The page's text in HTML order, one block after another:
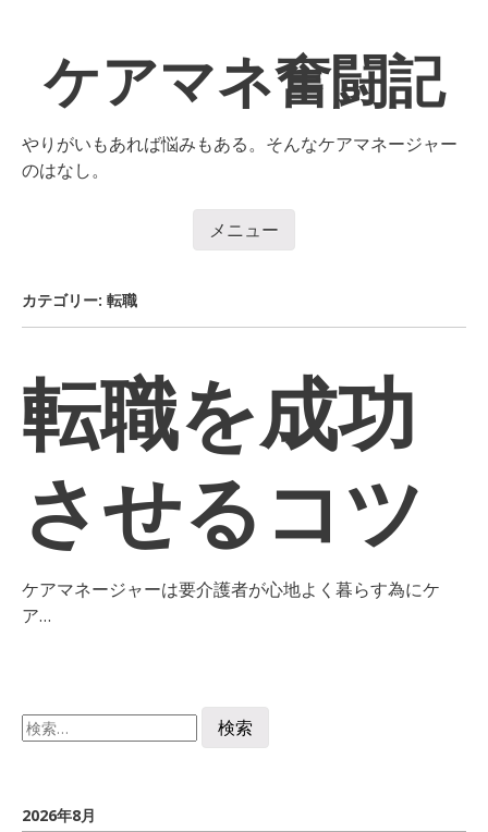
ケアマネ奮闘記
やりがいもあれば悩みもある。そんなケアマネージャー
のはなし。
メニュー
カテゴリー: 転職
転職を成功
させるコツ
ケアマネージャーは要介護者が心地よく暮らす為にケ
ア…
検
索:
2026年8月